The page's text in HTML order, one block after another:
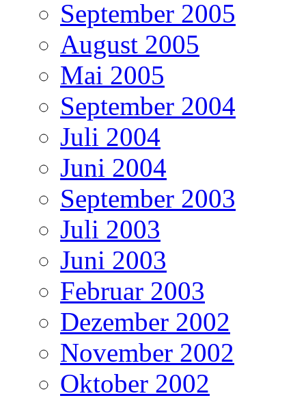
September 2005
August 2005
Mai 2005
September 2004
Juli 2004
Juni 2004
September 2003
Juli 2003
Juni 2003
Februar 2003
Dezember 2002
November 2002
Oktober 2002